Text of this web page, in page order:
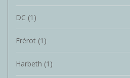
DC (1)
Frérot (1)
Harbeth (1)